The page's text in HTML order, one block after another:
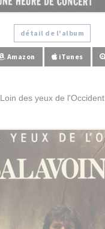
détail de l'album
Amazon iTunes
Loin des yeux de l'Occident